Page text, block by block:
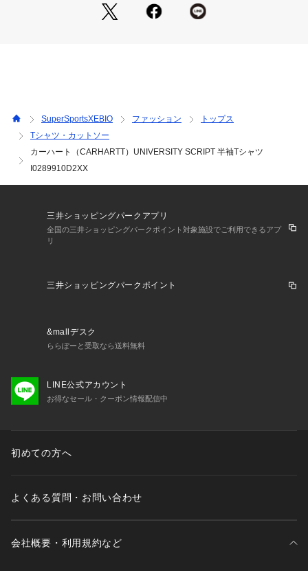
※一部商品において弊社カラー表記がメーカーカラー表記と異
なる場合がございます。
Mens メンズ めんず 男性 トップス 父の日 プレゼント 通勤
通学 普段着 部活 クラブ ルームウェア 部屋着 コットン xe24
sfst apam20 srst25ss ss25509cpn
SuperSportsXEBIO ファッション
トップス
Tシャツ・カットソー
カーハート（CARHARTT）UNIVERSITY SCRIPT 半袖Tシャツ
I0289910D2XX
三井ショッピングパークアプリ
全国の三井ショッピングパークポイント対象施設でご利用できるアプ
リ
三井ショッピングパークポイント
&mallデスク
ららぽーと受取なら送料無料
LINE公式アカウント
お得なセール・クーポン情報配信中
初めての方へ
よくある質問・お問い合わせ
会社概要・利用規約など